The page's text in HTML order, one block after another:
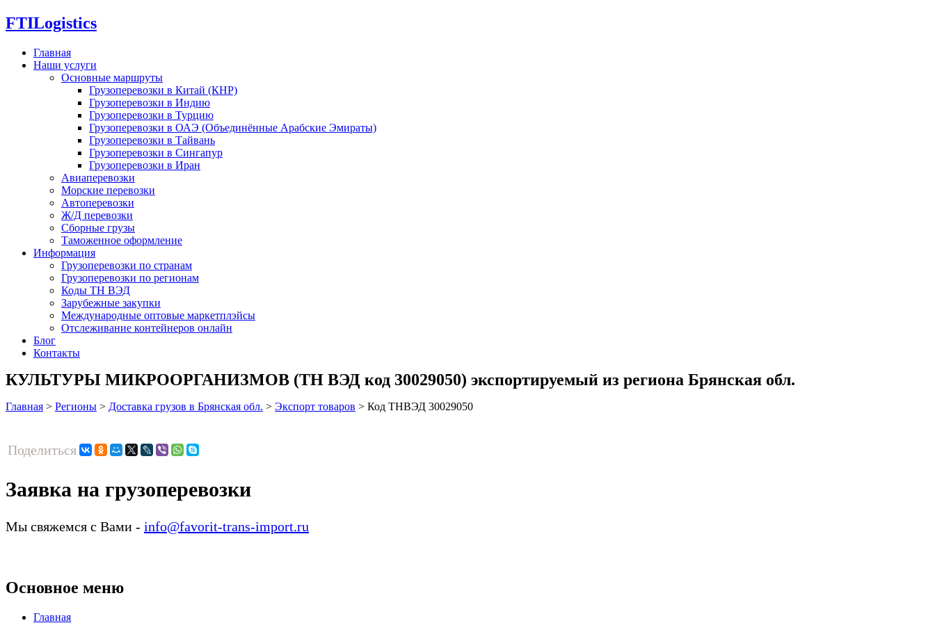
FTILogistics
Главная
Наши услуги
Основные маршруты
Грузоперевозки в Китай (КНР)
Грузоперевозки в Индию
Грузоперевозки в Турцию
Грузоперевозки в ОАЭ (Объединённые Арабские Эмираты)
Грузоперевозки в Тайвань
Грузоперевозки в Сингапур
Грузоперевозки в Иран
Авиаперевозки
Морские перевозки
Автоперевозки
Ж/Д перевозки
Сборные грузы
Таможенное оформление
Информация
Грузоперевозки по странам
Грузоперевозки по регионам
Коды ТН ВЭД
Зарубежные закупки
Международные оптовые маркетплэйсы
Отслеживание контейнеров онлайн
Блог
Контакты
КУЛЬТУРЫ МИКРООРГАНИЗМОВ (ТН ВЭД код 30029050) экспортируемый из региона Брянская обл.
Главная > Регионы > Доставка грузов в Брянская обл. > Экспорт товаров > Код ТНВЭД 30029050
Поделиться
Заявка на грузоперевозки
Мы свяжемся с Вами - info@favorit-trans-import.ru
Основное меню
Главная